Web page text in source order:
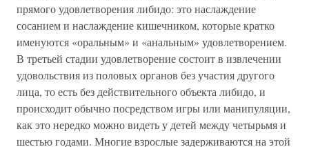
прямого удовлетворения либидо: это наслаждение
сосанием и наслаждение кишечником, которые кратко
именуются «оральным» и «анальным» удовлетворением.
В третьей стадии удовлетворение состоит в извлечении
удовольствия из половых органов без участия другого
лица, то есть без действительного объекта либидо, и
происходит обычно посредством игры или манипуляции,
как это нередко можно видеть у детей между четырьмя и
шестью годами. Многие взрослые задерживаются на этой